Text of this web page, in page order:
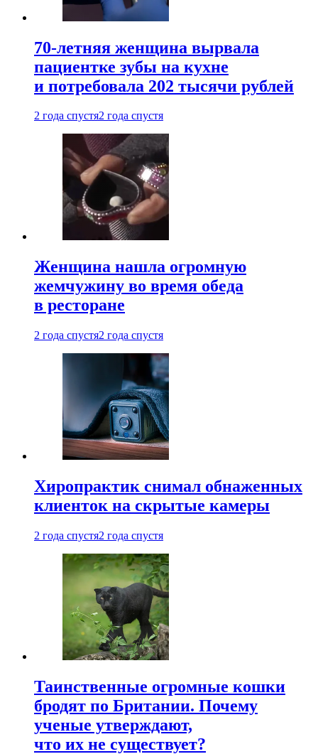
70-летняя женщина вырвала
пациентке зубы на кухне
и потребовала 202 тысячи рублей
2 года спустя2 года спустя
Женщина нашла огромную
жемчужину во время обеда
в ресторане
2 года спустя2 года спустя
Хиропрактик снимал обнаженных
клиенток на скрытые камеры
2 года спустя2 года спустя
Таинственные огромные кошки
бродят по Британии. Почему
ученые утверждают,
что их не существует?